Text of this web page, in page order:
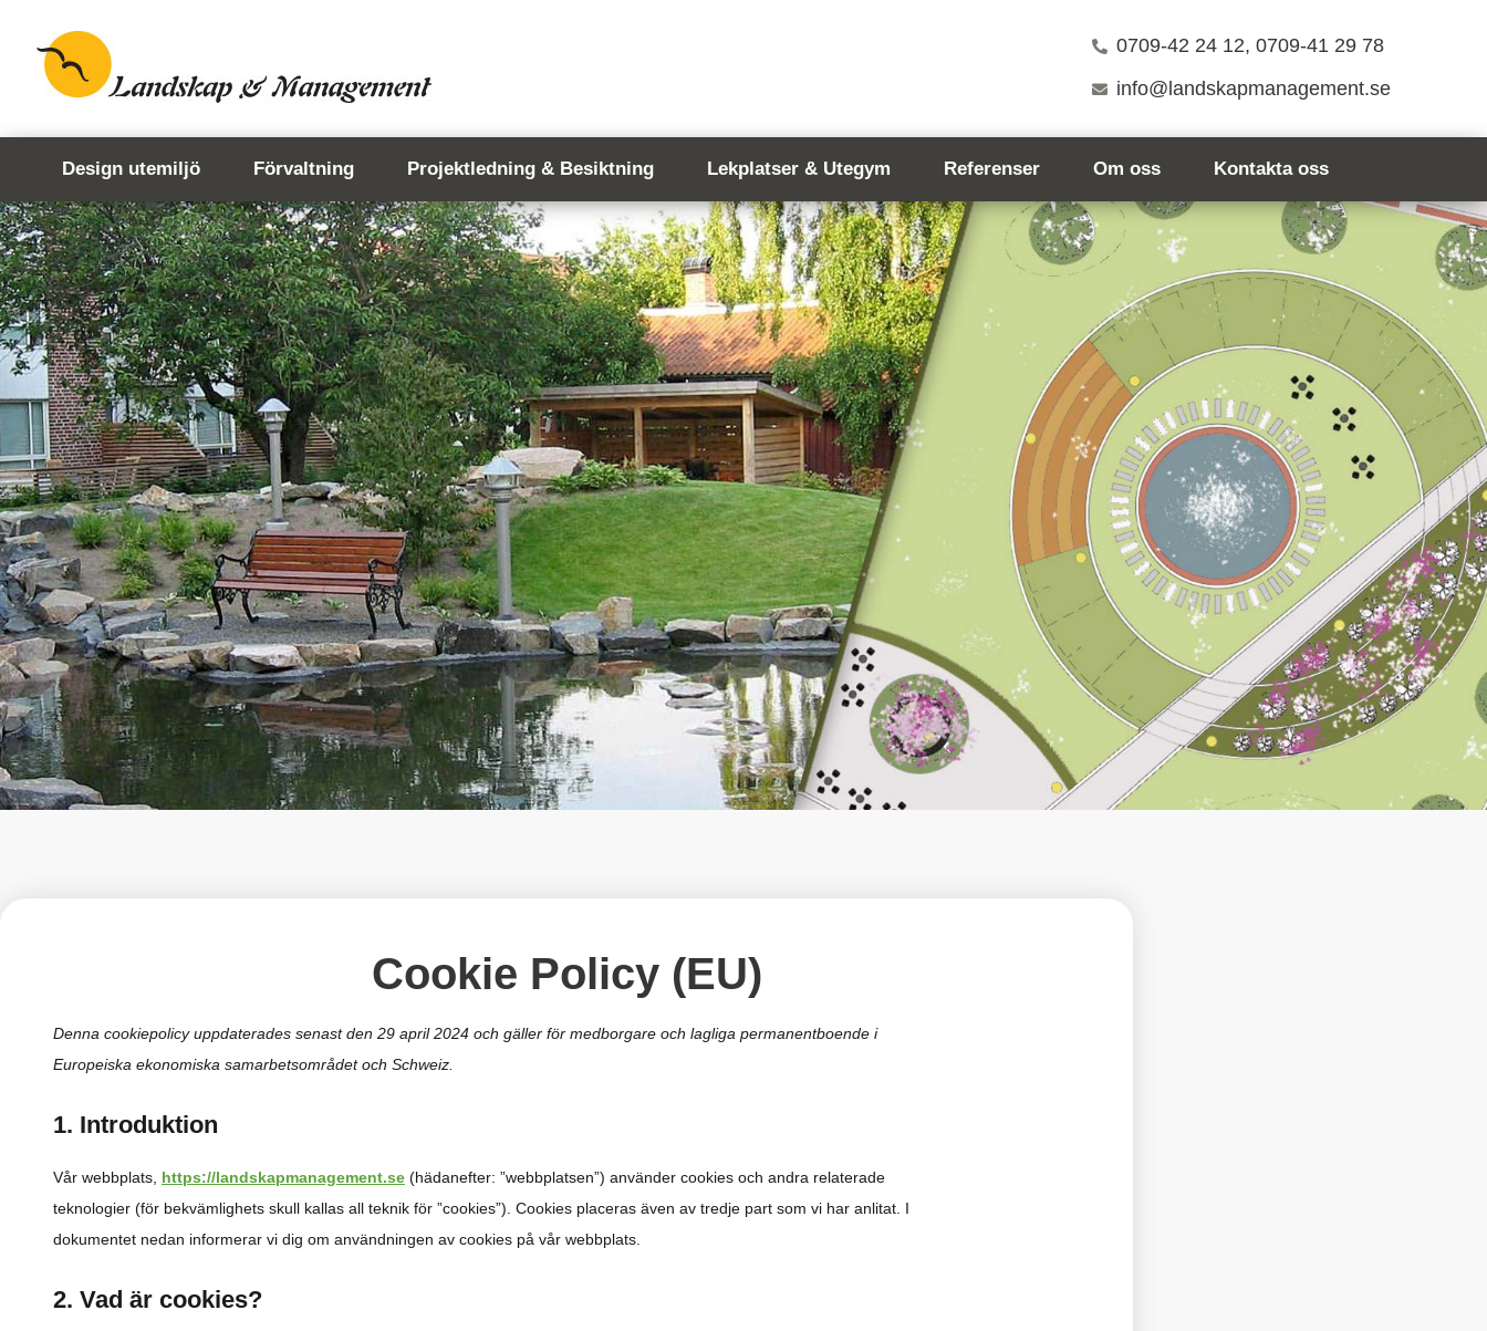
0709-42 24 12, 0709-41 29 78
info@landskapmanagement.se
Design utemiljö Förvaltning Projektledning & Besiktning Lekplatser & Utegym Referenser Om oss Kontakta oss
Cookie Policy (EU)
Denna cookiepolicy uppdaterades senast den 29 april 2024 och gäller för medborgare och lagliga permanentboende i
Europeiska ekonomiska samarbetsområdet och Schweiz.
1. Introduktion
Vår webbplats, https://landskapmanagement.se (hädanefter: ”webbplatsen”) använder cookies och andra relaterade
teknologier (för bekvämlighets skull kallas all teknik för ”cookies”). Cookies placeras även av tredje part som vi har anlitat. I
dokumentet nedan informerar vi dig om användningen av cookies på vår webbplats.
2. Vad är cookies?